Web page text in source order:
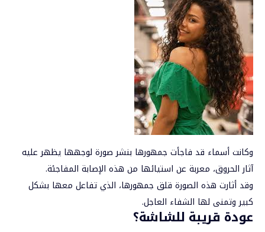
وكانت أسماء قد فاجأت جمهورها بنشر صورة لوجهها يظهر عليه
آثار الحروق، معربة عن استيائها من هذه الإصابة المفاجئة.
وقد أثارت هذه الصورة قلق جمهورها، الذي تفاعل معها بشكل
كبير وتمنى لها الشفاء العاجل.
عودة قريبة للشاشة؟